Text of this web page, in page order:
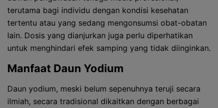
terutama bagi individu dengan kondisi kesehatan
tertentu atau yang sedang mengonsumsi obat-obatan
lain. Dosis yang dianjurkan juga perlu diperhatikan
untuk menghindari efek samping yang tidak diinginkan.
Manfaat Daun Yodium
Daun yodium, meski belum sepenuhnya teruji secara
ilmiah, secara tradisional dikaitkan dengan berbagai